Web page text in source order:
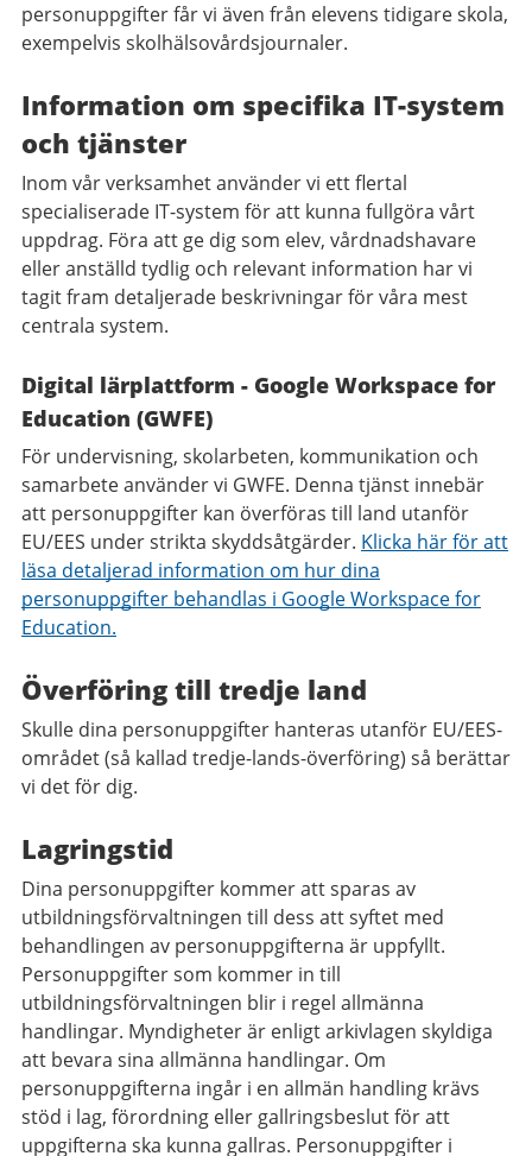
personuppgifter får vi även från elevens tidigare skola,
exempelvis skolhälsovårdsjournaler.
Information om specifika IT-system
och tjänster
Inom vår verksamhet använder vi ett flertal
specialiserade IT-system för att kunna fullgöra vårt
uppdrag. Föra att ge dig som elev, vårdnadshavare
eller anställd tydlig och relevant information har vi
tagit fram detaljerade beskrivningar för våra mest
centrala system.
Digital lärplattform - Google Workspace for
Education (GWFE)
För undervisning, skolarbeten, kommunikation och
samarbete använder vi GWFE. Denna tjänst innebär
att personuppgifter kan överföras till land utanför
EU/EES under strikta skyddsåtgärder. Klicka här för att
läsa detaljerad information om hur dina
personuppgifter behandlas i Google Workspace for
Education.
Överföring till tredje land
Skulle dina personuppgifter hanteras utanför EU/EES-
området (så kallad tredje-lands-överföring) så berättar
vi det för dig.
Lagringstid
Dina personuppgifter kommer att sparas av
utbildningsförvaltningen till dess att syftet med
behandlingen av personuppgifterna är uppfyllt.
Personuppgifter som kommer in till
utbildningsförvaltningen blir i regel allmänna
handlingar. Myndigheter är enligt arkivlagen skyldiga
att bevara sina allmänna handlingar. Om
personuppgifterna ingår i en allmän handling krävs
stöd i lag, förordning eller gallringsbeslut för att
uppgifterna ska kunna gallras. Personuppgifter i